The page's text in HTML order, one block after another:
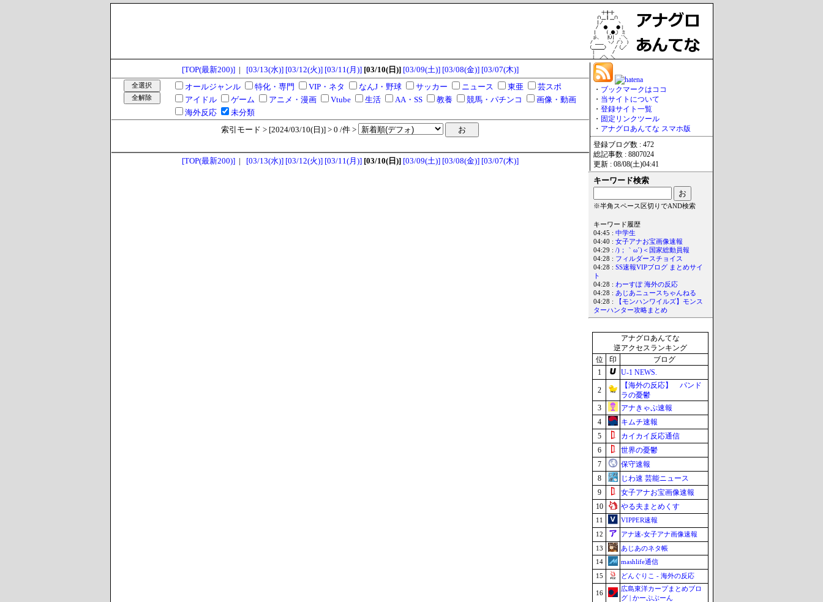
[TOP(最新200)]| [03/13(水)] [03/12(火)] [03/11(月)] [03/10(日)] [03/09(土)] [03/08(金)] [03/07(木)]
オールジャンル
特化・専門 VIP・ネタ なんJ・野球 サッカー ニュース 東亜
芸スポ
アイドル
ゲーム アニメ・漫画 Vtube 生活 AA・SS 教養 競馬・パチンコ
画像・動画
海外反応
未分類
索引モード > [2024/03/10(日)] > 0 /件 >
[TOP(最新200)]| [03/13(水)] [03/12(火)] [03/11(月)] [03/10(日)] [03/09(土)] [03/08(金)] [03/07(木)]
・ ブックマークはココ
・ 当サイトについて
・ 登録サイト一覧
・ 固定リンクツール
・ アナグロあんてな スマホ版
登録ブログ数 : 472
総記事数 : 8807024
更新 : 08/08(土)04:41
キーワード検索
※半角スペース区切りでAND検索
キーワード履歴
04:45 : 中学生
04:40 : 女子アナお宝画像速報
04:29 : /)；｀ω´)＜国家総動員報
04:28 : フィルダースチョイス
04:28 : SS速報VIPブログ まとめサイ
ト
04:28 : わーすぽ 海外の反応
04:28 : あじあニュースちゃんねる
04:28 :
【モンハンワイルズ】モンス
ターハンター攻略まとめ
アナグロあんてな
逆アクセスランキング
位
印
ブログ
1
U-1 NEWS.
2
【海外の反応】 パンド
ラの憂鬱
3
アナきゃぷ速報
4
キムチ速報
5
カイカイ反応通信
6
世界の憂鬱
7
保守速報
8
じわ速 芸能ニュース
9
女子アナお宝画像速報
10
やる夫まとめくす
11
VIPPER速報
12
アナ速‐女子アナ画像速報
13
あじあのネタ帳
14
mashlife通信
15
どんぐりこ - 海外の反応
16
広島東洋カープまとめブロ
グ | かーぷぶーん